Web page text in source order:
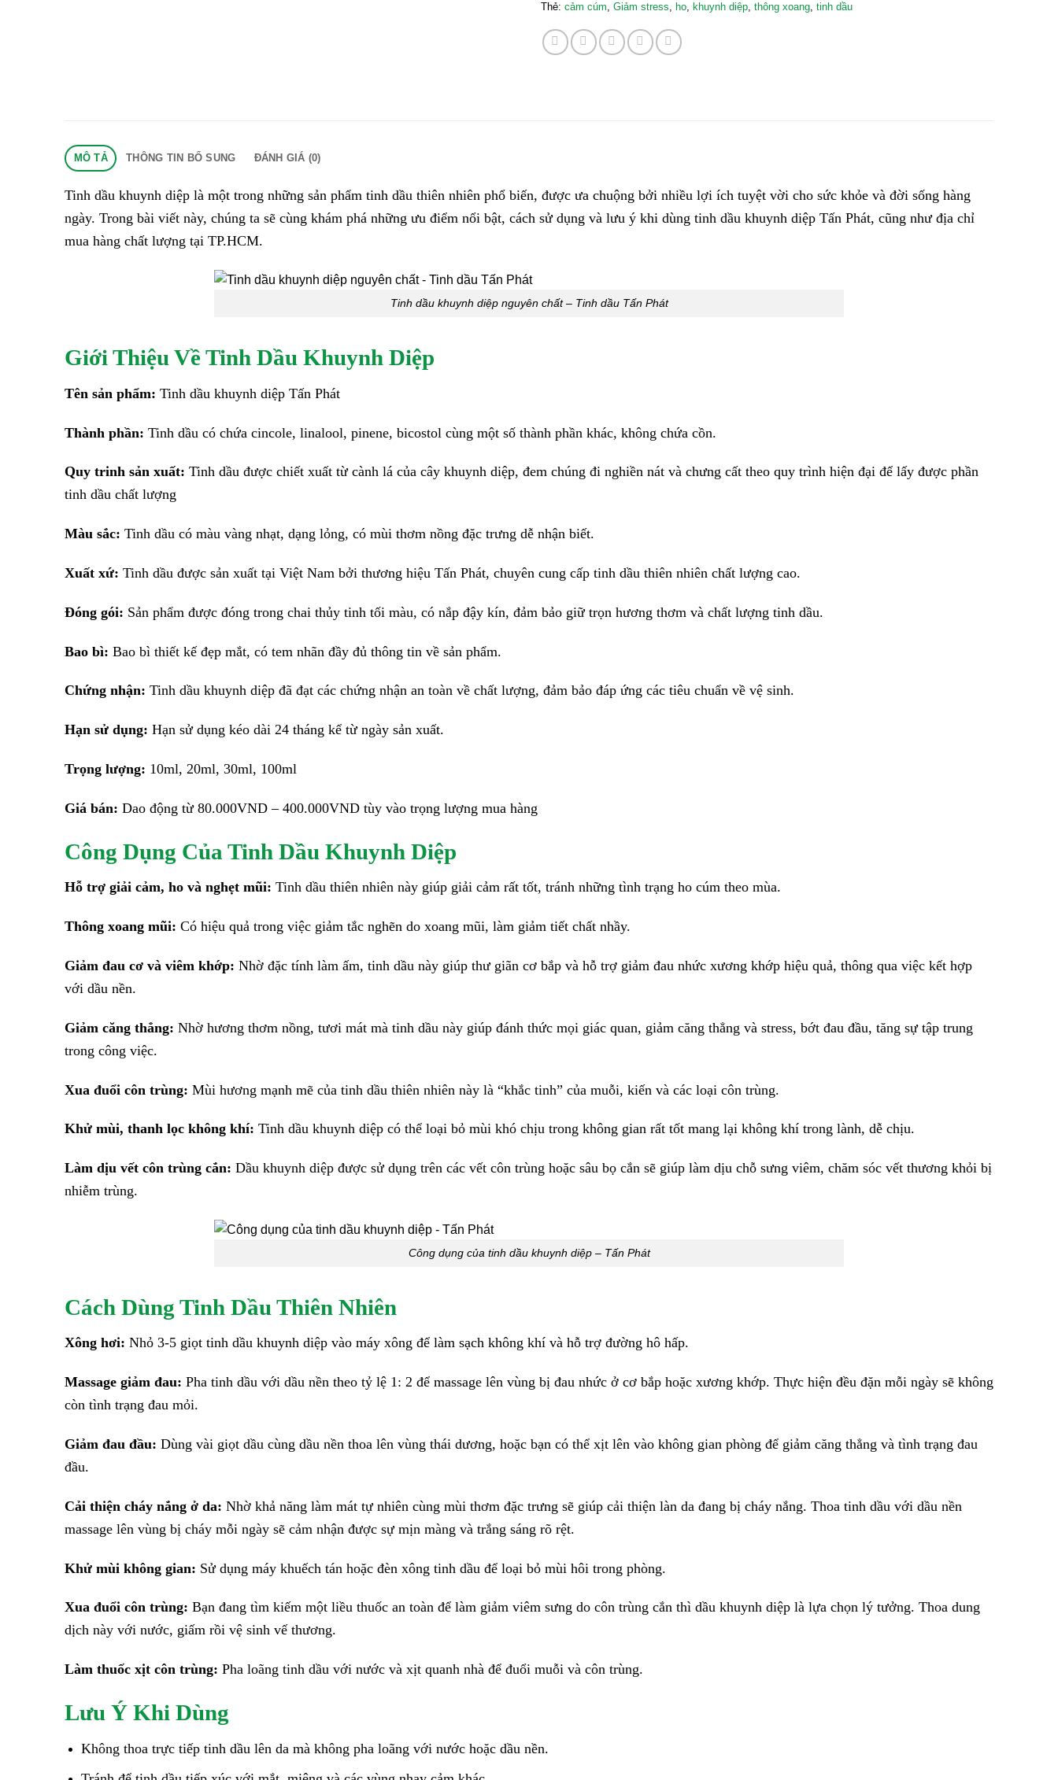
Thẻ: cảm cúm, Giảm stress, ho, khuynh diệp, thông xoang, tinh dầu
MÔ TẢ THÔNG TIN BỔ SUNG ĐÁNH GIÁ (0)
Tinh dầu khuynh diệp là một trong những sản phẩm tinh dầu thiên nhiên phổ biến, được ưa chuộng bởi nhiều lợi ích tuyệt vời cho sức khỏe và đời sống hàng
ngày. Trong bài viết này, chúng ta sẽ cùng khám phá những ưu điểm nổi bật, cách sử dụng và lưu ý khi dùng tinh dầu khuynh diệp Tấn Phát, cũng như địa chỉ
mua hàng chất lượng tại TP.HCM.
Tinh dầu khuynh diệp nguyên chất – Tinh dầu Tấn Phát
Giới Thiệu Về Tinh Dầu Khuynh Diệp
Tên sản phẩm: Tinh dầu khuynh diệp Tấn Phát
Thành phần: Tinh dầu có chứa cincole, linalool, pinene, bicostol cùng một số thành phần khác, không chứa cồn.
Quy trinh sản xuất: Tinh dầu được chiết xuất từ cành lá của cây khuynh diệp, đem chúng đi nghiền nát và chưng cất theo quy trình hiện đại để lấy được phần
tinh dầu chất lượng
Màu sắc: Tinh dầu có màu vàng nhạt, dạng lỏng, có mùi thơm nồng đặc trưng dễ nhận biết.
Xuất xứ: Tinh dầu được sản xuất tại Việt Nam bởi thương hiệu Tấn Phát, chuyên cung cấp tinh dầu thiên nhiên chất lượng cao.
Đóng gói: Sản phẩm được đóng trong chai thủy tinh tối màu, có nắp đậy kín, đảm bảo giữ trọn hương thơm và chất lượng tinh dầu.
Bao bì: Bao bì thiết kế đẹp mắt, có tem nhãn đầy đủ thông tin về sản phẩm.
Chứng nhận: Tinh dầu khuynh diệp đã đạt các chứng nhận an toàn về chất lượng, đảm bảo đáp ứng các tiêu chuẩn về vệ sinh.
Hạn sử dụng: Hạn sử dụng kéo dài 24 tháng kể từ ngày sản xuất.
Trọng lượng: 10ml, 20ml, 30ml, 100ml
Giá bán: Dao động từ 80.000VND – 400.000VND tùy vào trọng lượng mua hàng
Công Dụng Của Tinh Dầu Khuynh Diệp
Hỗ trợ giải cảm, ho và nghẹt mũi: Tinh dầu thiên nhiên này giúp giải cảm rất tốt, tránh những tình trạng ho cúm theo mùa.
Thông xoang mũi: Có hiệu quả trong việc giảm tắc nghẽn do xoang mũi, làm giảm tiết chất nhầy.
Giảm đau cơ và viêm khớp: Nhờ đặc tính làm ấm, tinh dầu này giúp thư giãn cơ bắp và hỗ trợ giảm đau nhức xương khớp hiệu quả, thông qua việc kết hợp
với dầu nền.
Giảm căng thẳng: Nhờ hương thơm nồng, tươi mát mà tinh dầu này giúp đánh thức mọi giác quan, giảm căng thẳng và stress, bớt đau đầu, tăng sự tập trung
trong công việc.
Xua đuổi côn trùng: Mùi hương mạnh mẽ của tinh dầu thiên nhiên này là “khắc tinh” của muỗi, kiến và các loại côn trùng.
Khử mùi, thanh lọc không khí: Tinh dầu khuynh diệp có thể loại bỏ mùi khó chịu trong không gian rất tốt mang lại không khí trong lành, dễ chịu.
Làm dịu vết côn trùng cắn: Dầu khuynh diệp được sử dụng trên các vết côn trùng hoặc sâu bọ cắn sẽ giúp làm dịu chỗ sưng viêm, chăm sóc vết thương khỏi bị
nhiễm trùng.
Công dụng của tinh dầu khuynh diệp – Tấn Phát
Cách Dùng Tinh Dầu Thiên Nhiên
Xông hơi: Nhỏ 3-5 giọt tinh dầu khuynh diệp vào máy xông để làm sạch không khí và hỗ trợ đường hô hấp.
Massage giảm đau: Pha tinh dầu với dầu nền theo tỷ lệ 1: 2 để massage lên vùng bị đau nhức ở cơ bắp hoặc xương khớp. Thực hiện đều đặn mỗi ngày sẽ không
còn tình trạng đau mỏi.
Giảm đau đầu: Dùng vài giọt dầu cùng dầu nền thoa lên vùng thái dương, hoặc bạn có thể xịt lên vào không gian phòng để giảm căng thẳng và tình trạng đau
đầu.
Cải thiện cháy nắng ở da: Nhờ khả năng làm mát tự nhiên cùng mùi thơm đặc trưng sẽ giúp cải thiện làn da đang bị cháy nắng. Thoa tinh dầu với dầu nền
massage lên vùng bị cháy mỗi ngày sẽ cảm nhận được sự mịn màng và trắng sáng rõ rệt.
Khử mùi không gian: Sử dụng máy khuếch tán hoặc đèn xông tinh dầu để loại bỏ mùi hôi trong phòng.
Xua đuổi côn trùng: Bạn đang tìm kiếm một liều thuốc an toàn để làm giảm viêm sưng do côn trùng cắn thì dầu khuynh diệp là lựa chọn lý tưởng. Thoa dung
dịch này với nước, giấm rồi vệ sinh vế thương.
Làm thuốc xịt côn trùng: Pha loãng tinh dầu với nước và xịt quanh nhà để đuổi muỗi và côn trùng.
Lưu Ý Khi Dùng
Không thoa trực tiếp tinh dầu lên da mà không pha loãng với nước hoặc dầu nền.